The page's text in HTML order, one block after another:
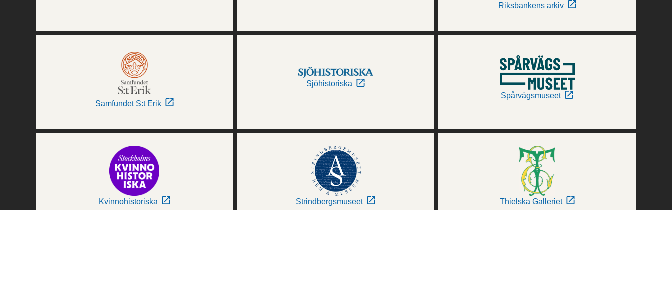
Riksbankens arkiv
Samfundet S:t Erik
Sjöhistoriska
Spårvägsmuseet
Kvinnohistoriska Strindbergsmuseet Thielska Galleriet